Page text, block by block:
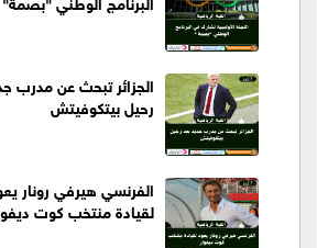
الجزائر تبحث عن مدرب
رحيل بيتكوفيتش
الفرنسي هيرفي رونار
لقيادة منتخب كوت